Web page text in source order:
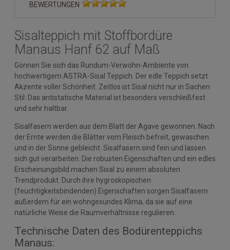
BEWERTUNGEN
Sisalteppich mit Stoffbordüre
Manaus Hanf 62 auf Maß
Gönnen Sie sich das Rundum-Verwöhn-Ambiente von
hochwertigem ASTRA-Sisal Teppich. Der edle Teppich setzt
Akzente voller Schönheit. Zeitlos ist Sisal nicht nur in Sachen
Stil: Das antistatische Material ist besonders verschleißfest
und sehr haltbar.
Sisalfasern werden aus dem Blatt der Agave gewonnen. Nach
der Ernte werden die Blätter vom Fleisch befreit, gewaschen
und in der Sonne gebleicht. Sisalfasern sind fein und lassen
sich gut verarbeiten. Die robusten Eigenschaften und ein edles
Erscheinungsbild machen Sisal zu einem absoluten
Trendprodukt. Durch ihre hygroskopischen
(feuchtigkeitsbindenden) Eigenschaften sorgen Sisalfasern
außerdem für ein wohngesundes Klima, da sie auf eine
natürliche Weise die Raumverhältnisse regulieren.
Technische Daten des Bodürenteppichs
Manaus: